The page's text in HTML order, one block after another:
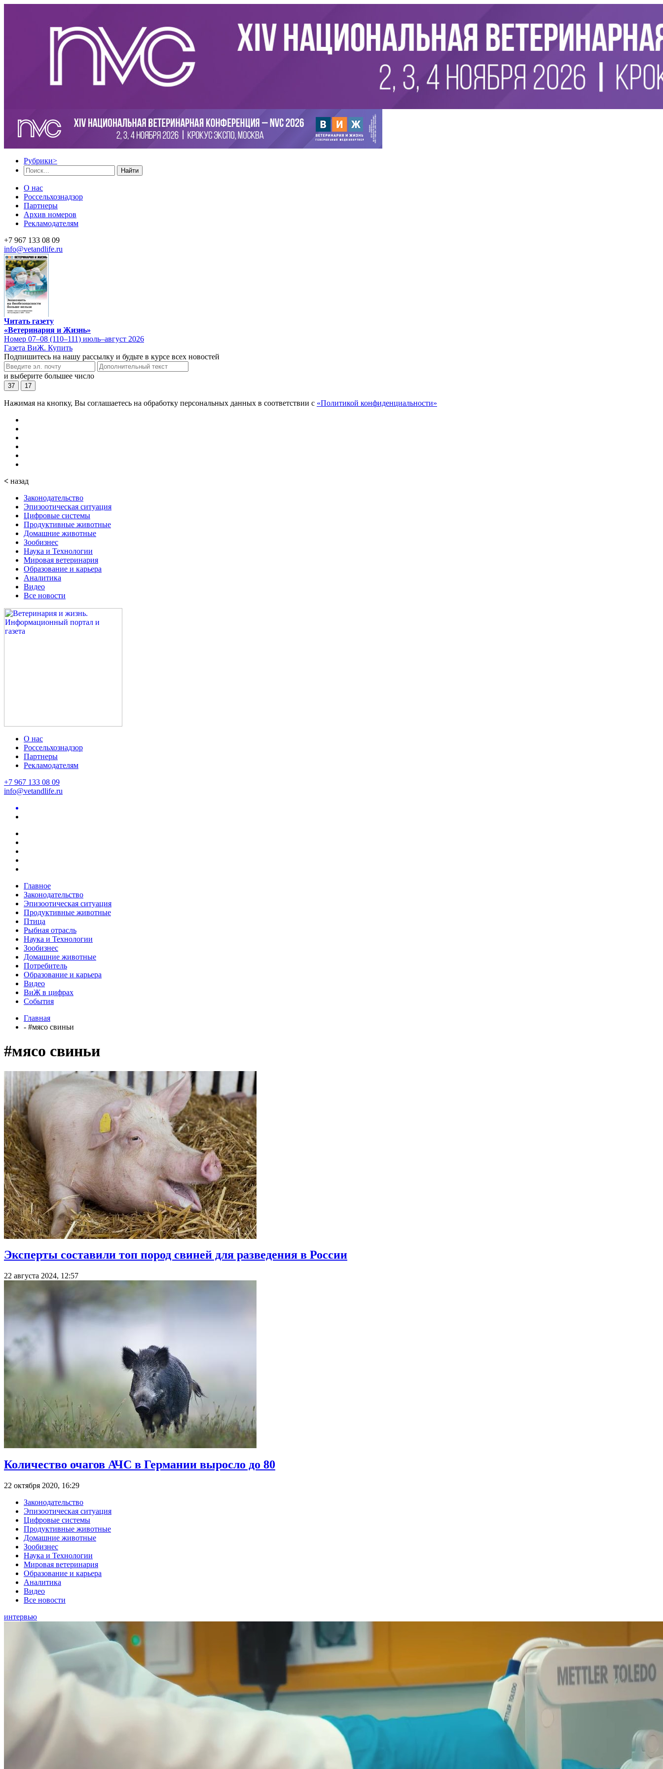
Рубрики>
Найти
О нас
Россельхознадзор
Партнеры
Архив номеров
Рекламодателям
+7 967 133 08 09
info@vetandlife.ru
Читать газету
«Ветеринария и Жизнь»
Номер 07–08 (110–111) июль–август 2026
Газета ВиЖ. Купить
Подпишитесь на нашу рассылку и будьте в курсе всех новостей
и выберите большее число
37 17
Нажимая на кнопку, Вы соглашаетесь на обработку персональных данных в соответствии с «Политикой конфиденциальности»
< назад
Законодательство
Эпизоотическая ситуация
Цифровые системы
Продуктивные животные
Домашние животные
Зообизнес
Наука и Технологии
Мировая ветеринария
Образование и карьера
Аналитика
Видео
Все новости
О нас
Россельхознадзор
Партнеры
Рекламодателям
+7 967 133 08 09
info@vetandlife.ru
Главное
Законодательство
Эпизоотическая ситуация
Продуктивные животные
Птица
Рыбная отрасль
Наука и Технологии
Зообизнес
Домашние животные
Потребитель
Образование и карьера
Видео
ВиЖ в цифрах
События
Главная
- #мясо свиньи
#мясо свиньи
Эксперты составили топ пород свиней для разведения в России
22 августа 2024, 12:57
Количество очагов АЧС в Германии выросло до 80
22 октября 2020, 16:29
Законодательство
Эпизоотическая ситуация
Цифровые системы
Продуктивные животные
Домашние животные
Зообизнес
Наука и Технологии
Мировая ветеринария
Образование и карьера
Аналитика
Видео
Все новости
интервью